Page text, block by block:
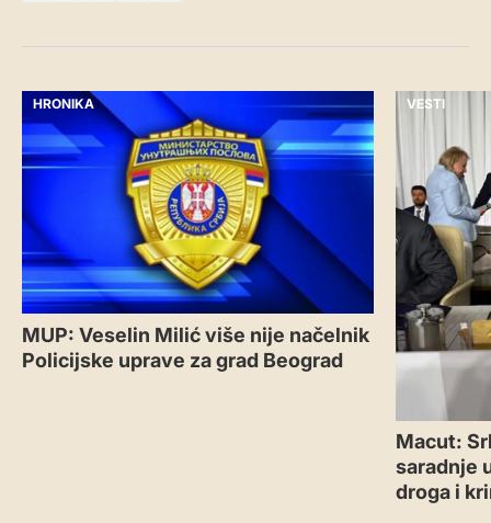
HRONIKA
MUP: Veselin Milić više nije načelnik
Policijske uprave za grad Beograd
VESTI
Macut:
saradnje
droga i